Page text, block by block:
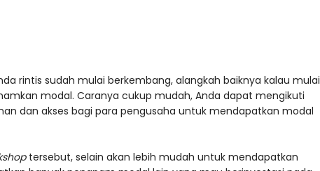
rintis sudah mulai berkembang, alangkah baiknya kalau mulai
modal. Caranya cukup mudah, Anda dapat mengikuti
dan akses bagi para pengusaha untuk mendapatkan modal
tersebut, selain akan lebih mudah untuk mendapatkan